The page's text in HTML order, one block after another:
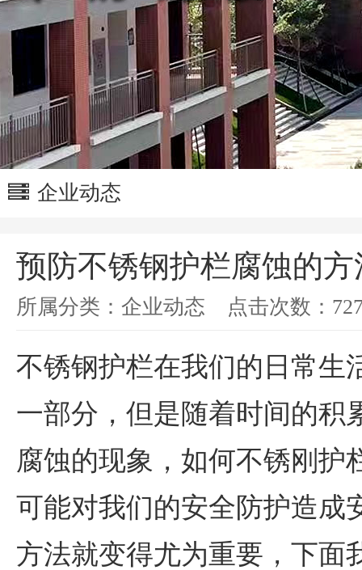
企业动态
预防不锈钢护栏腐蚀的
所属分类： 企业动态 点击次数：
不锈钢护栏在我们的日常生
一部分，但是随着时间的积
腐蚀的现象，如何不锈刚护
可能对我们的安全防护造成
方法就变得尤为重要，下面